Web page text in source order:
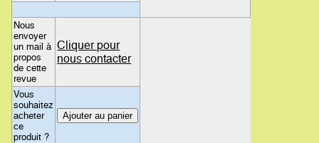
Nous
envoyer
un mail à
propos
de cette
revue
Cliquer pour
nous contacter
Vous
souhaitez
acheter
ce
produit ?